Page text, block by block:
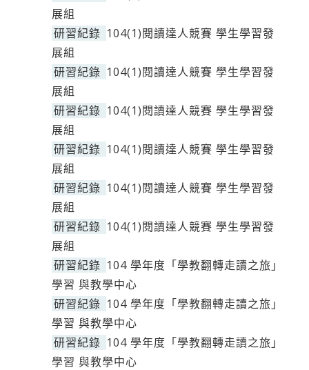
展組
研習紀錄 104(1)閱讀達人競賽 學生學習發
展組
研習紀錄 104(1)閱讀達人競賽 學生學習發
展組
研習紀錄 104(1)閱讀達人競賽 學生學習發
展組
研習紀錄 104(1)閱讀達人競賽 學生學習發
展組
研習紀錄 104(1)閱讀達人競賽 學生學習發
展組
研習紀錄 104(1)閱讀達人競賽 學生學習發
展組
研習紀錄 104 學年度「學教翻轉走讀之旅」
學習 與教學中心
研習紀錄 104 學年度「學教翻轉走讀之旅」
學習 與教學中心
研習紀錄 104 學年度「學教翻轉走讀之旅」
學習 與教學中心